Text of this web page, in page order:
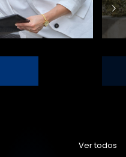
Ver todos